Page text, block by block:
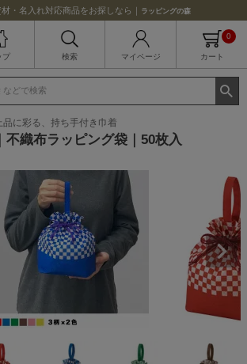
・名入れ対応商品をお探しなら｜ ラッピングの森
プ 検索 マイページ カート
0
に彩る、持ち手付き巾着
不織布ラッピング袋｜50枚入